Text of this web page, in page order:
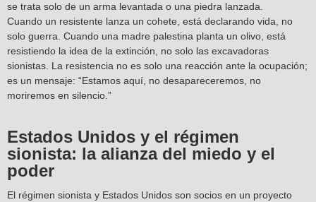
se trata solo de un arma levantada o una piedra lanzada.
Cuando un resistente lanza un cohete, está declarando vida, no
solo guerra. Cuando una madre palestina planta un olivo, está
resistiendo la idea de la extinción, no solo las excavadoras
sionistas. La resistencia no es solo una reacción ante la ocupación;
es un mensaje: “Estamos aquí, no desapareceremos, no
moriremos en silencio.”
Estados Unidos y el régimen
sionista: la alianza del miedo y el
poder
El régimen sionista y Estados Unidos son socios en un proyecto